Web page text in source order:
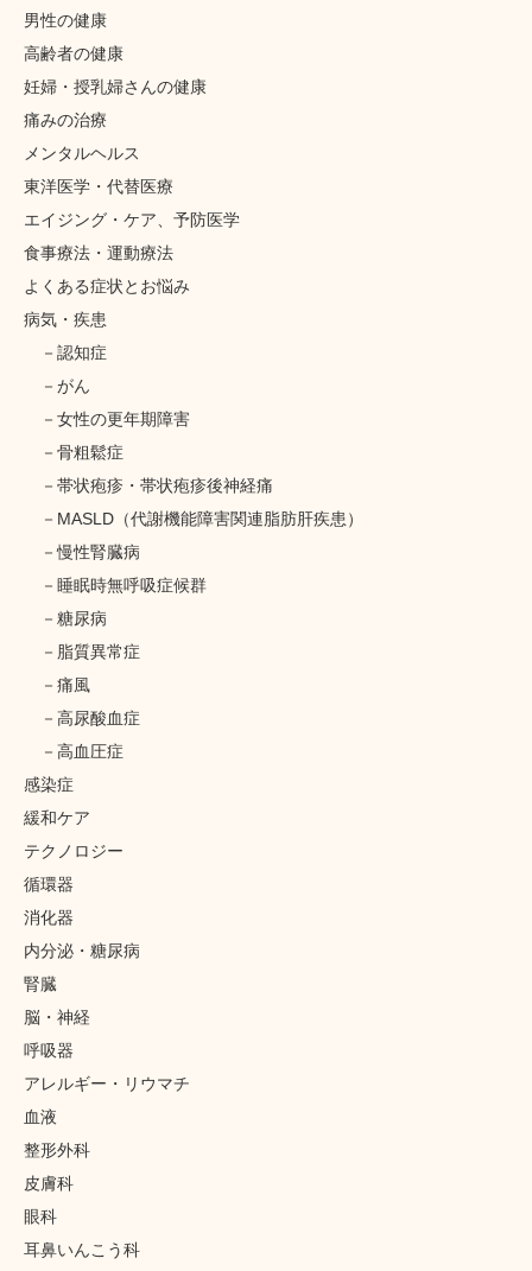
男性の健康
高齢者の健康
妊婦・授乳婦さんの健康
痛みの治療
メンタルヘルス
東洋医学・代替医療
エイジング・ケア、予防医学
食事療法・運動療法
よくある症状とお悩み
病気・疾患
認知症
がん
女性の更年期障害
骨粗鬆症
帯状疱疹・帯状疱疹後神経痛
MASLD（代謝機能障害関連脂肪肝疾患）
慢性腎臓病
睡眠時無呼吸症候群
糖尿病
脂質異常症
痛風
高尿酸血症
高血圧症
感染症
緩和ケア
テクノロジー
循環器
消化器
内分泌・糖尿病
腎臓
脳・神経
呼吸器
アレルギー・リウマチ
血液
整形外科
皮膚科
眼科
耳鼻いんこう科